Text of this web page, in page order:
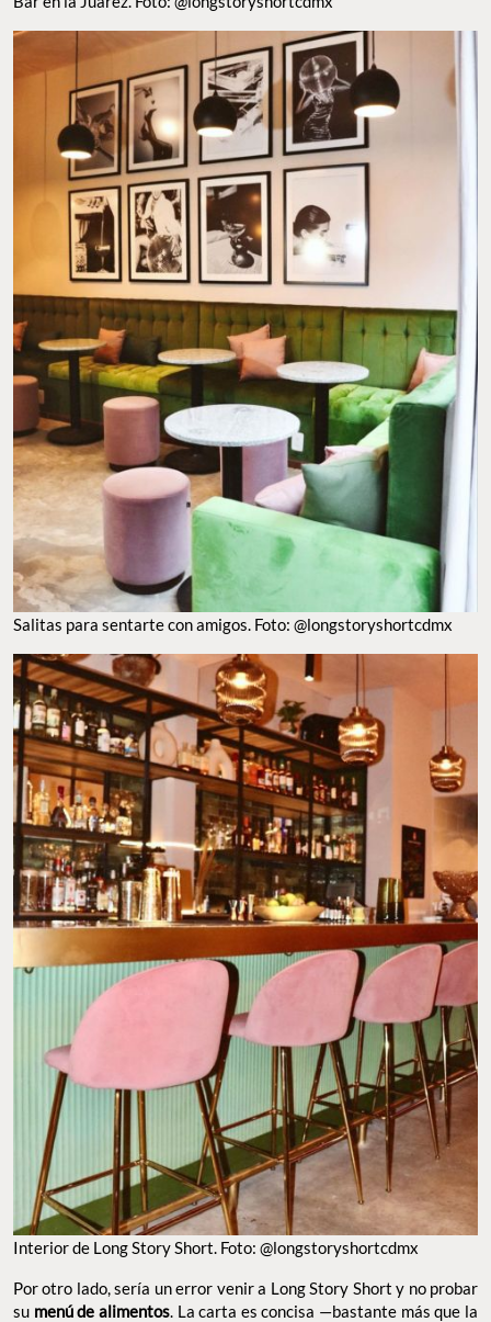
Salitas para sentarte con amigos. Foto: @longstoryshortcdmx
Interior de Long Story Short. Foto: @longstoryshortcdmx
Por otro lado, sería un error venir a Long Story Short y no probar
su menú de alimentos. La carta es concisa —bastante más que la